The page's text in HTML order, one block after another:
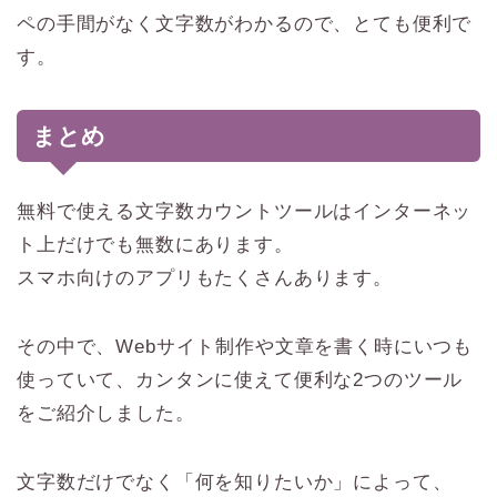
ペの手間がなく文字数がわかるので、とても便利で
す。
まとめ
無料で使える文字数カウントツールはインターネッ
ト上だけでも無数にあります。
スマホ向けのアプリもたくさんあります。
その中で、Webサイト制作や文章を書く時にいつも
使っていて、カンタンに使えて便利な2つのツール
をご紹介しました。
文字数だけでなく「何を知りたいか」によって、